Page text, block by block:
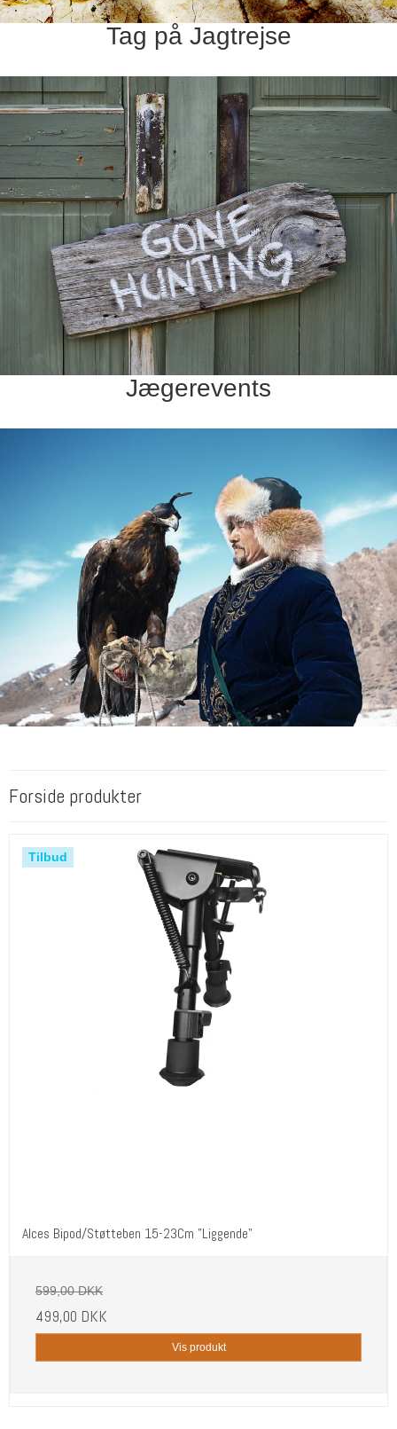
Tag på Jagtrejse
Jægerevents
Forside produkter
Tilbud
Alces Bipod/Støtteben 15-23Cm "Liggende"
599,00 DKK
499,00 DKK
Vis produkt